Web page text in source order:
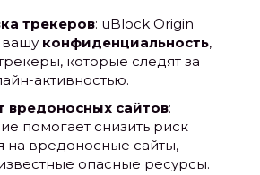
трекеров: uBlock Origin
конфиденциальность,
которые следят за
активностью.
вредоносных сайтов:
помогает снизить риск
на вредоносные сайты,
опасные ресурсы.